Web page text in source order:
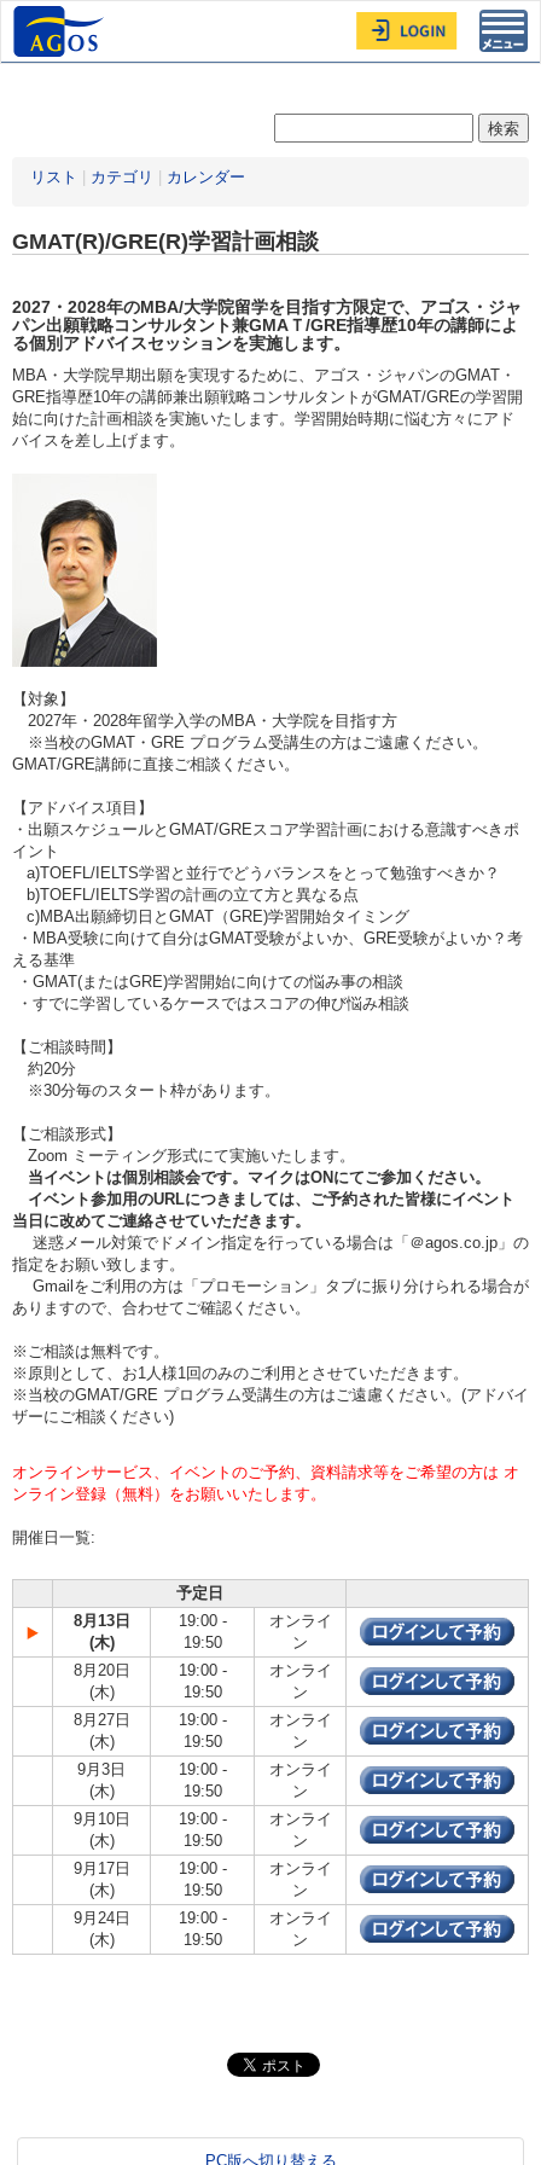
リスト カテゴリ カレンダー
GMAT(R)/GRE(R)学習計画相談
2027・2028年のMBA/大学院留学を目指す方限定で、アゴス・ジャ
パン出願戦略コンサルタント兼GMAＴ/GRE指導歴10年の講師によ
る個別アドバイスセッションを実施します。
MBA・大学院早期出願を実現するために、アゴス・ジャパンのGMAT・
GRE指導歴10年の講師兼出願戦略コンサルタントがGMAT/GREの学習開
始に向けた計画相談を実施いたします。学習開始時期に悩む方々にアド
バイスを差し上げます。
【対象】
2027年・2028年留学入学のMBA・大学院を目指す方
※当校のGMAT・GRE プログラム受講生の方はご遠慮ください。
GMAT/GRE講師に直接ご相談ください。
【アドバイス項目】
・出願スケジュールとGMAT/GREスコア学習計画における意識すべきポ
イント
a)TOEFL/IELTS学習と並行でどうバランスをとって勉強すべきか？
b)TOEFL/IELTS学習の計画の立て方と異なる点
c)MBA出願締切日とGMAT（GRE)学習開始タイミング
・MBA受験に向けて自分はGMAT受験がよいか、GRE受験がよいか？考
える基準
・GMAT(またはGRE)学習開始に向けての悩み事の相談
・すでに学習しているケースではスコアの伸び悩み相談
【ご相談時間】
約20分
※30分毎のスタート枠があります。
【ご相談形式】
Zoom ミーティング形式にて実施いたします。
当イベントは個別相談会です。マイクはONにてご参加ください。
イベント参加用のURLにつきましては、ご予約された皆様にイベント
当日に改めてご連絡させていただきます。
迷惑メール対策でドメイン指定を行っている場合は「＠agos.co.jp」の
指定をお願い致します。
Gmailをご利用の方は「プロモーション」タブに振り分けられる場合が
ありますので、合わせてご確認ください。
※ご相談は無料です。
※原則として、お1人様1回のみのご利用とさせていただきます。
※当校のGMAT/GRE プログラム受講生の方はご遠慮ください。(アドバイ
ザーにご相談ください)
オンラインサービス、イベントのご予約、資料請求等をご希望の方は オ
ンライン登録（無料）をお願いいたします。
開催日一覧:
予定日
8月13日
(木)
19:00 -
19:50
オンライ
ン
8月20日
(木)
19:00 -
19:50
オンライ
ン
8月27日
(木)
19:00 -
19:50
オンライ
ン
9月3日
(木)
19:00 -
19:50
オンライ
ン
9月10日
(木)
19:00 -
19:50
オンライ
ン
9月17日
(木)
19:00 -
19:50
オンライ
ン
9月24日
(木)
19:00 -
19:50
オンライ
ン
PC版へ切り替える